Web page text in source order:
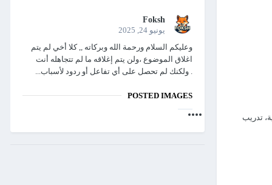
صناعية، تدريب
Foksh
يونيو 24, 2025
وعليكم السلام ورحمة الله وبركاته ,, كلا أخي لم يتم
اغلاق الموضوع ،ولن يتم إغلاقه ما لم تتجاهله أنت
. ولكنك لم تحصل على أي تفاعل أو ردود لأسباب...
POSTED IMAGES